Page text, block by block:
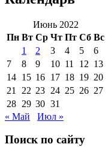
Июнь 2022
Пн Вт Ср Чт Пт Сб Вс
1
2 3 4 5
6
7
8 9 10 11 12 13
14 15 16 17 18 19 20
21
22 23 24 25 26 27
28 29 30 31
« Май
Июл »
Поиск по сайту